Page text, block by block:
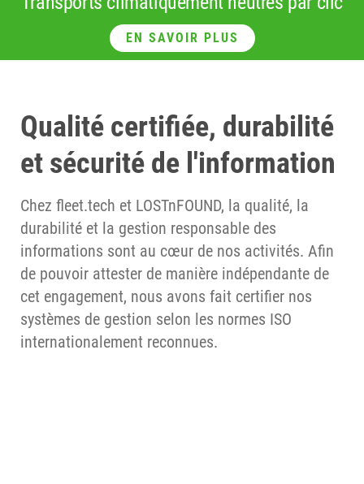
EN SAVOIR PLUS
Qualité certifiée, durabilité
et sécurité de l'information
Chez fleet.tech et LOSTnFOUND, la qualité, la
durabilité et la gestion responsable des
informations sont au cœur de nos activités. Afin
de pouvoir attester de manière indépendante de
cet engagement, nous avons fait certifier nos
systèmes de gestion selon les normes ISO
internationalement reconnues.